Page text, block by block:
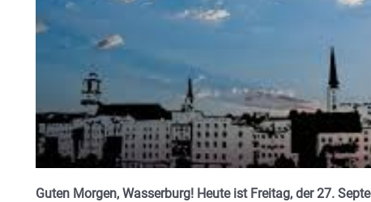
Guten Morgen, Wasserburg! Heute ist Freitag, der 27.